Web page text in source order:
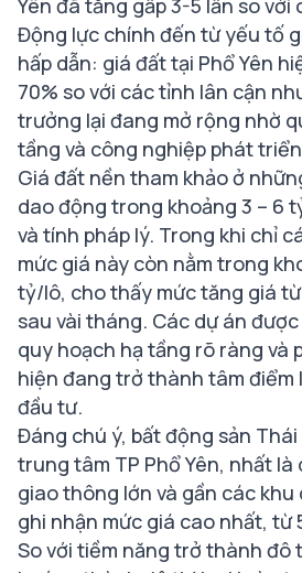
Yên đã tăng gấp 3-5 lần so với
Động lực chính đến từ yếu tố
hấp dẫn: giá đất tại Phổ Yên
70% so với các tỉnh lân cận
trưởng lại đang mở rộng nhờ
tầng và công nghiệp phát
Giá đất nền tham khảo ở
dao động trong khoảng 3 – 6
và tính pháp lý. Trong khi chỉ
mức giá này còn nằm trong
tỷ/lô, cho thấy mức tăng giá
sau vài tháng. Các dự án
quy hoạch hạ tầng rõ ràng và
hiện đang trở thành tâm điểm
đầu tư.
Đáng chú ý, bất động sản
trung tâm TP Phổ Yên, nhất
giao thông lớn và gần các
ghi nhận mức giá cao nhất, từ
So với tiềm năng trở thành đô